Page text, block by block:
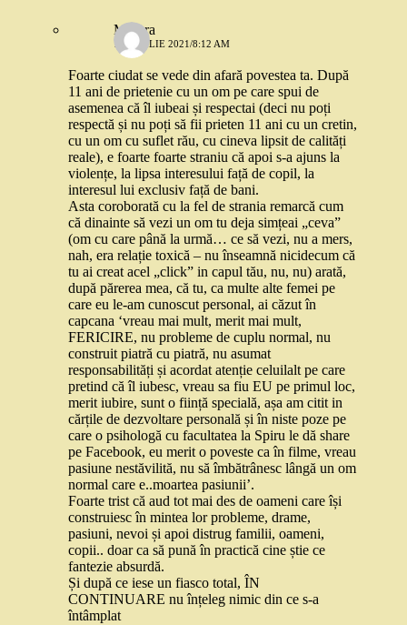
Morera
14 APRILIE 2021/8:12 AM
Foarte ciudat se vede din afară povestea ta. După
11 ani de prietenie cu un om pe care spui de
asemenea că îl iubeai și respectai (deci nu poți
respectă și nu poți să fii prieten 11 ani cu un cretin,
cu un om cu suflet rău, cu cineva lipsit de calități
reale), e foarte foarte straniu că apoi s-a ajuns la
violențe, la lipsa interesului față de copil, la
interesul lui exclusiv față de bani.
Asta coroborată cu la fel de strania remarcă cum
că dinainte să vezi un om tu deja simțeai „ceva”
(om cu care până la urmă… ce să vezi, nu a mers,
nah, era relație toxică – nu înseamnă nicidecum că
tu ai creat acel „click” in capul tău, nu, nu) arată,
după părerea mea, că tu, ca multe alte femei pe
care eu le-am cunoscut personal, ai căzut în
capcana ‘vreau mai mult, merit mai mult,
FERICIRE, nu probleme de cuplu normal, nu
construit piatră cu piatră, nu asumat
responsabilități și acordat atenție celuilalt pe care
pretind că îl iubesc, vreau sa fiu EU pe primul loc,
merit iubire, sunt o ființă specială, așa am citit in
cărțile de dezvoltare personală și în niste poze pe
care o psihologă cu facultatea la Spiru le dă share
pe Facebook, eu merit o poveste ca în filme, vreau
pasiune nestăvilită, nu să îmbătrânesc lângă un om
normal care e..moartea pasiunii’.
Foarte trist că aud tot mai des de oameni care își
construiesc în mintea lor probleme, drame,
pasiuni, nevoi și apoi distrug familii, oameni,
copii.. doar ca să pună în practică cine știe ce
fantezie absurdă.
Și după ce iese un fiasco total, ÎN
CONTINUARE nu înțeleg nimic din ce s-a
întâmplat